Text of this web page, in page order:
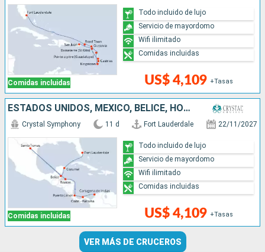
Comidas incluidas US$ 4,109 +Tasas
Todo incluido de lujo
Servicio de mayordomo
Wifi ilimitado
Comidas incluidas
ESTADOS UNIDOS, MÉXICO, BELICE, HONDURAS, COSTA RICA, PANAMÁ, COLOMBIA
Comidas incluidas
Crystal Symphony 11 d Fort Lauderdale 22/11/2027
US$ 4,109 +Tasas
Todo incluido de lujo
Servicio de mayordomo
Wifi ilimitado
Comidas incluidas
VER MÁS DE CRUCEROS